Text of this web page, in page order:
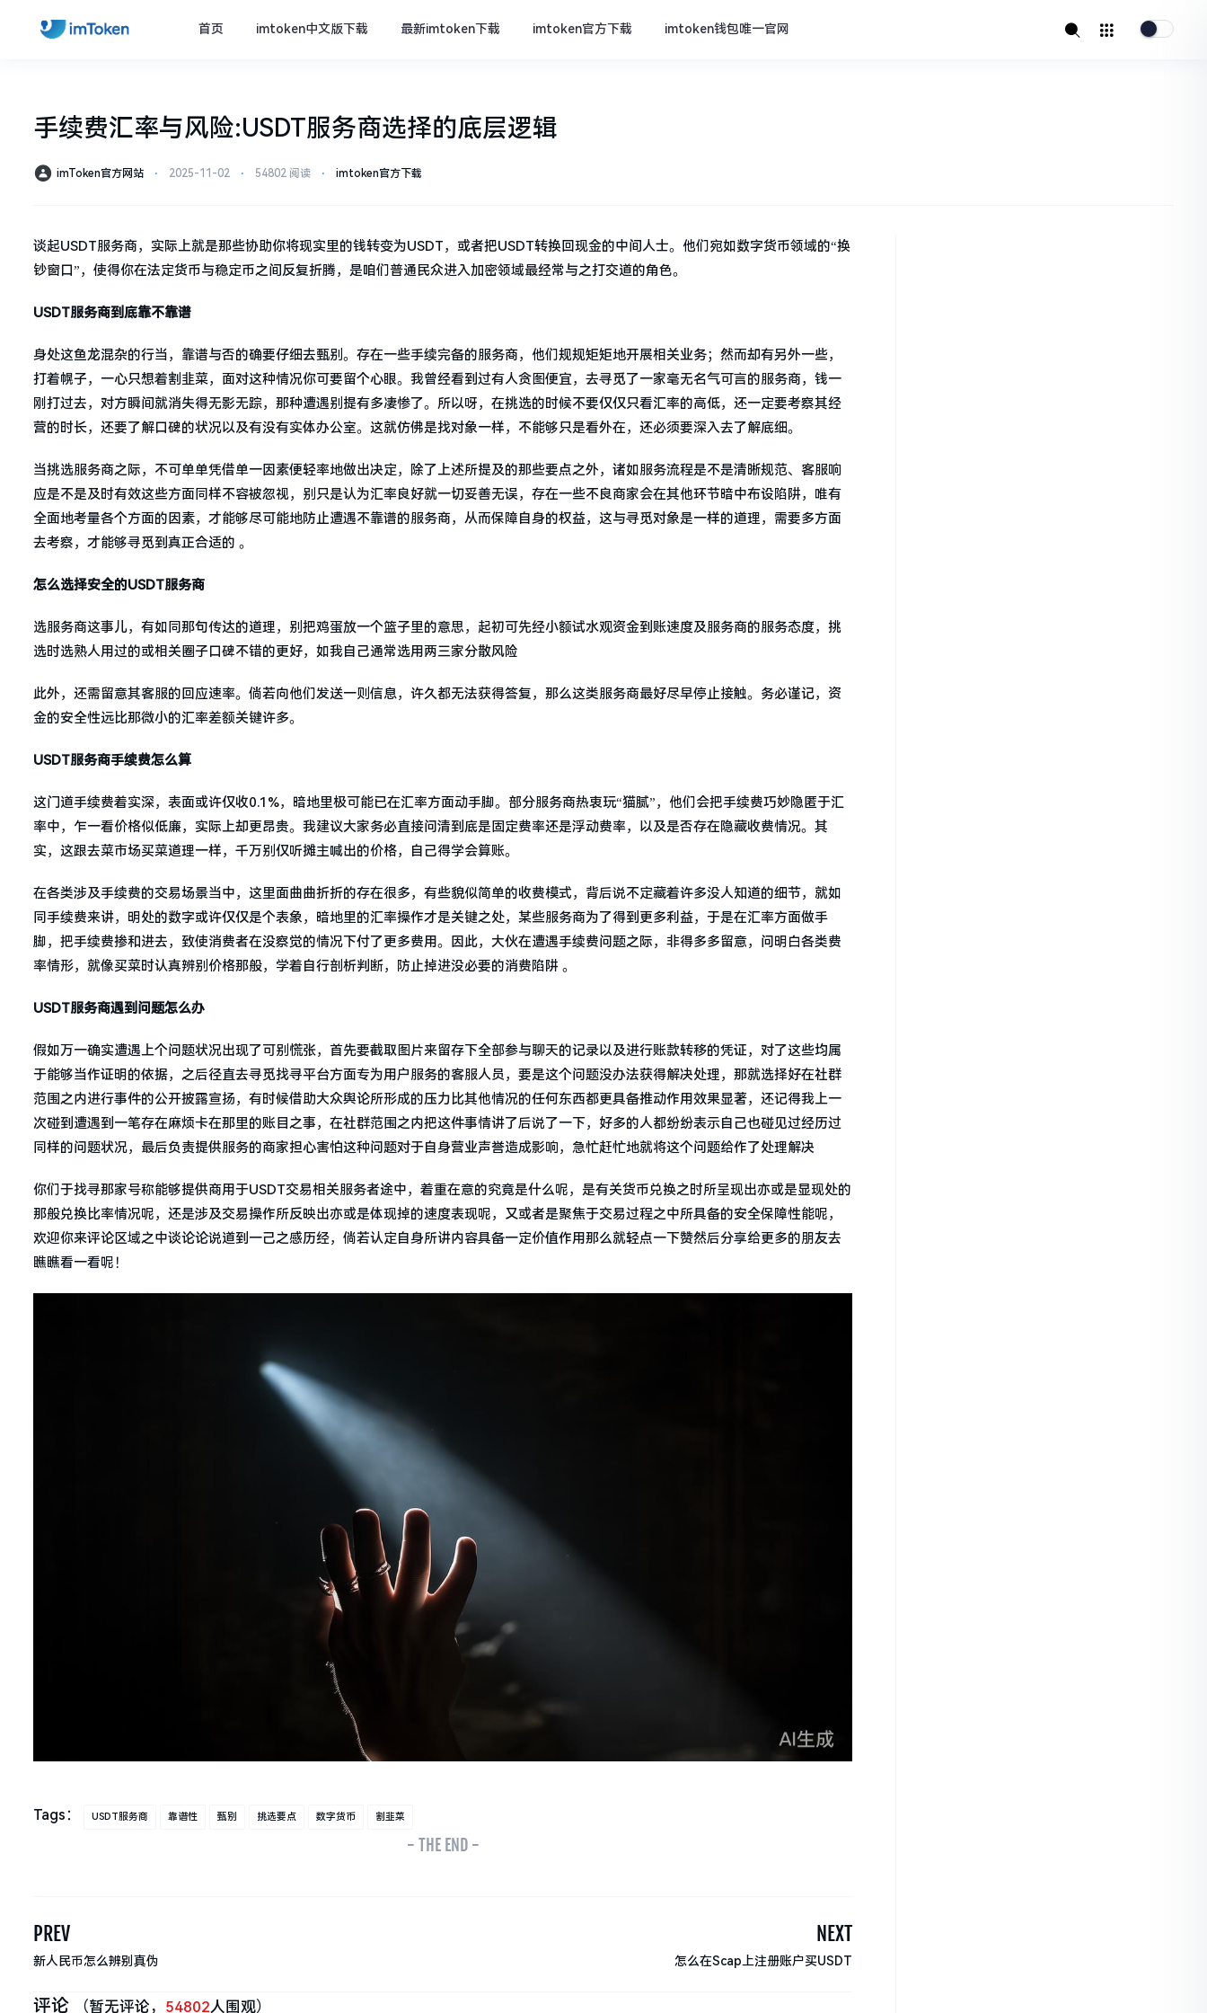
首页 imtoken中文版下载 最新imtoken下载 imtoken官方下载 imtoken钱包唯一官网
手续费汇率与风险:USDT服务商选择的底层逻辑
imToken官方网站 ⋅ 2025-11-02 ⋅ 54802 阅读 ⋅ imtoken官方下载
谈起USDT服务商，实际上就是那些协助你将现实里的钱转变为USDT，或者把USDT转换回现金的中间人士。他们宛如数字货币领域的“换
钞窗口”，使得你在法定货币与稳定币之间反复折腾，是咱们普通民众进入加密领域最经常与之打交道的角色。
USDT服务商到底靠不靠谱
身处这鱼龙混杂的行当，靠谱与否的确要仔细去甄别。存在一些手续完备的服务商，他们规规矩矩地开展相关业务；然而却有另外一些，
打着幌子，一心只想着割韭菜，面对这种情况你可要留个心眼。我曾经看到过有人贪图便宜，去寻觅了一家毫无名气可言的服务商，钱一
刚打过去，对方瞬间就消失得无影无踪，那种遭遇别提有多凄惨了。所以呀，在挑选的时候不要仅仅只看汇率的高低，还一定要考察其经
营的时长，还要了解口碑的状况以及有没有实体办公室。这就仿佛是找对象一样，不能够只是看外在，还必须要深入去了解底细。
当挑选服务商之际，不可单单凭借单一因素便轻率地做出决定，除了上述所提及的那些要点之外，诸如服务流程是不是清晰规范、客服响
应是不是及时有效这些方面同样不容被忽视，别只是认为汇率良好就一切妥善无误，存在一些不良商家会在其他环节暗中布设陷阱，唯有
全面地考量各个方面的因素，才能够尽可能地防止遭遇不靠谱的服务商，从而保障自身的权益，这与寻觅对象是一样的道理，需要多方面
去考察，才能够寻觅到真正合适的 。
怎么选择安全的USDT服务商
选服务商这事儿，有如同那句传达的道理，别把鸡蛋放一个篮子里的意思，起初可先经小额试水观资金到账速度及服务商的服务态度，挑
选时选熟人用过的或相关圈子口碑不错的更好，如我自己通常选用两三家分散风险
此外，还需留意其客服的回应速率。倘若向他们发送一则信息，许久都无法获得答复，那么这类服务商最好尽早停止接触。务必谨记，资
金的安全性远比那微小的汇率差额关键许多。
USDT服务商手续费怎么算
这门道手续费着实深，表面或许仅收0.1%，暗地里极可能已在汇率方面动手脚。部分服务商热衷玩“猫腻”，他们会把手续费巧妙隐匿于汇
率中，乍一看价格似低廉，实际上却更昂贵。我建议大家务必直接问清到底是固定费率还是浮动费率，以及是否存在隐藏收费情况。其
实，这跟去菜市场买菜道理一样，千万别仅听摊主喊出的价格，自己得学会算账。
在各类涉及手续费的交易场景当中，这里面曲曲折折的存在很多，有些貌似简单的收费模式，背后说不定藏着许多没人知道的细节，就如
同手续费来讲，明处的数字或许仅仅是个表象，暗地里的汇率操作才是关键之处，某些服务商为了得到更多利益，于是在汇率方面做手
脚，把手续费掺和进去，致使消费者在没察觉的情况下付了更多费用。因此，大伙在遭遇手续费问题之际，非得多多留意，问明白各类费
率情形，就像买菜时认真辨别价格那般，学着自行剖析判断，防止掉进没必要的消费陷阱 。
USDT服务商遇到问题怎么办
假如万一确实遭遇上个问题状况出现了可别慌张，首先要截取图片来留存下全部参与聊天的记录以及进行账款转移的凭证，对了这些均属
于能够当作证明的依据，之后径直去寻觅找寻平台方面专为用户服务的客服人员，要是这个问题没办法获得解决处理，那就选择好在社群
范围之内进行事件的公开披露宣扬，有时候借助大众舆论所形成的压力比其他情况的任何东西都更具备推动作用效果显著，还记得我上一
次碰到遭遇到一笔存在麻烦卡在那里的账目之事，在社群范围之内把这件事情讲了后说了一下，好多的人都纷纷表示自己也碰见过经历过
同样的问题状况，最后负责提供服务的商家担心害怕这种问题对于自身营业声誉造成影响，急忙赶忙地就将这个问题给作了处理解决
你们于找寻那家号称能够提供商用于USDT交易相关服务者途中，着重在意的究竟是什么呢，是有关货币兑换之时所呈现出亦或是显现处的
那般兑换比率情况呢，还是涉及交易操作所反映出亦或是体现掉的速度表现呢，又或者是聚焦于交易过程之中所具备的安全保障性能呢，
欢迎你来评论区域之中谈论论说道到一己之感历经，倘若认定自身所讲内容具备一定价值作用那么就轻点一下赞然后分享给更多的朋友去
瞧瞧看一看呢！
Tags： USDT服务商 靠谱性 甄别 挑选要点 数字货币 割韭菜
- THE END -
PREV
新人民币怎么辨别真伪
NEXT
怎么在Scap上注册账户买USDT
评论 （暂无评论， 54802人围观）